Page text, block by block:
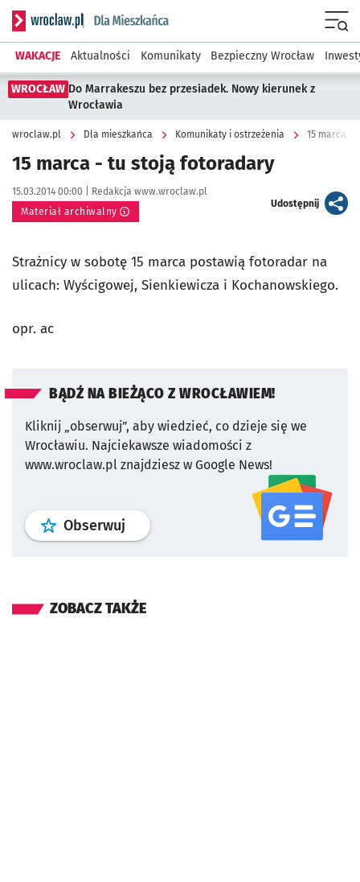
Serwis informacyjny wroclaw.pl podserwis: Dla mieszkańca
WAKACJE Aktualności Komunikaty Bezpieczny Wrocław
WROCŁAW Do Marrakeszu bez przesiadek. Nowy kierunek z
Wrocławia
wroclaw.pl Dla mieszkańca Komunikaty i ostrzeżenia 15 marca -
15 marca - tu stoją fotoradary
Data publikacji:
15.03.2014 00:00 | Autor:
Redakcja www.wroclaw.pl
Materiał archiwalny
Udostępnijartykuł
Strażnicy w sobotę 15 marca postawią fotoradar na
ulicach: Wyścigowej, Sienkiewicza i Kochanowskiego.
opr. ac
BĄDŹ NA BIEŻĄCO Z WROCŁAWIEM!
Kliknij „obserwuj”, aby wiedzieć, co dzieje się we
Wrocławiu. Najciekawsze wiadomości z
www.wroclaw.pl znajdziesz w Google News!
Obserwuj profil serwisu
ZOBACZ TAKŻE